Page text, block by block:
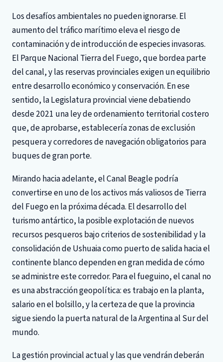
Los desafíos ambientales no pueden ignorarse. El
aumento del tráfico marítimo eleva el riesgo de
contaminación y de introducción de especies invasoras.
El Parque Nacional Tierra del Fuego, que bordea parte
del canal, y las reservas provinciales exigen un equilibrio
entre desarrollo económico y conservación. En ese
sentido, la Legislatura provincial viene debatiendo
desde 2021 una ley de ordenamiento territorial costero
que, de aprobarse, establecería zonas de exclusión
pesquera y corredores de navegación obligatorios para
buques de gran porte.
Mirando hacia adelante, el Canal Beagle podría
convertirse en uno de los activos más valiosos de Tierra
del Fuego en la próxima década. El desarrollo del
turismo antártico, la posible explotación de nuevos
recursos pesqueros bajo criterios de sostenibilidad y la
consolidación de Ushuaia como puerto de salida hacia el
continente blanco dependen en gran medida de cómo
se administre este corredor. Para el fueguino, el canal no
es una abstracción geopolítica: es trabajo en la planta,
salario en el bolsillo, y la certeza de que la provincia
sigue siendo la puerta natural de la Argentina al Sur del
mundo.
La gestión provincial actual y las que vendrán deberán